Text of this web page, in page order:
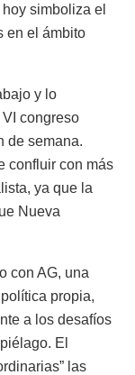
simboliza el
en el ámbito
y lo
congreso
de semana.
confluir con más
ya que la
Nueva
con AG, una
propia,
a los desafíos
El
las